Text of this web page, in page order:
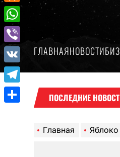
ГЛАВНАЯНОВОСТИ
ПОСЛЕДНИЕ
Оформление займа
Главная Яблоко
Odnoklassniki
WhatsApp
Viber
VK
Telegram
Отправить